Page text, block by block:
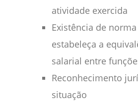
atividade exercida
Existência de
estabeleça a
salarial entre
Reconhecimento
situação